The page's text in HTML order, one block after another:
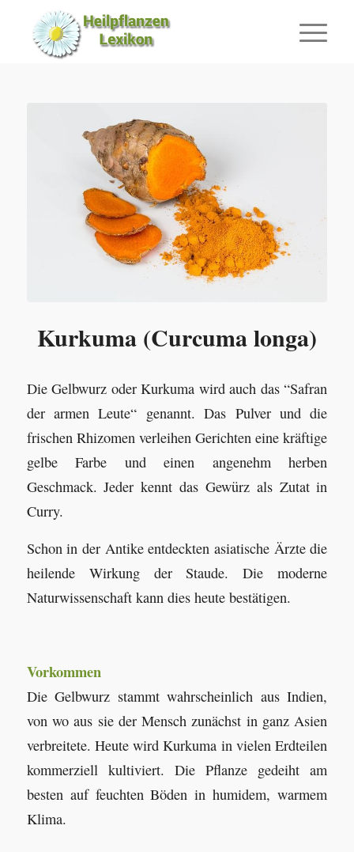
Kurkuma (Curcuma longa)
Die Gelbwurz oder Kurkuma wird auch das “Safran
der armen Leute“ genannt. Das Pulver und die
frischen Rhizomen verleihen Gerichten eine kräftige
gelbe Farbe und einen angenehm herben
Geschmack. Jeder kennt das Gewürz als Zutat in
Curry.
Schon in der Antike entdeckten asiatische Ärzte die
heilende Wirkung der Staude. Die moderne
Naturwissenschaft kann dies heute bestätigen.
Vorkommen
Die Gelbwurz stammt wahrscheinlich aus Indien,
von wo aus sie der Mensch zunächst in ganz Asien
verbreitete. Heute wird Kurkuma in vielen Erdteilen
kommerziell kultiviert. Die Pflanze gedeiht am
besten auf feuchten Böden in humidem, warmem
Klima.